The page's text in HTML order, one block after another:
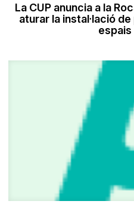
La CUP anuncia a la
aturar la instal·lació
espais